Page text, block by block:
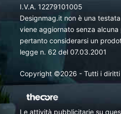
I.V.A. 12279101005
Designmag.it non è una
viene aggiornato senza
pertanto considerarsi un
legge n. 62 del 07.03.2001
Copyright ©2026 - Tutti i
Le attività pubblicitarie su